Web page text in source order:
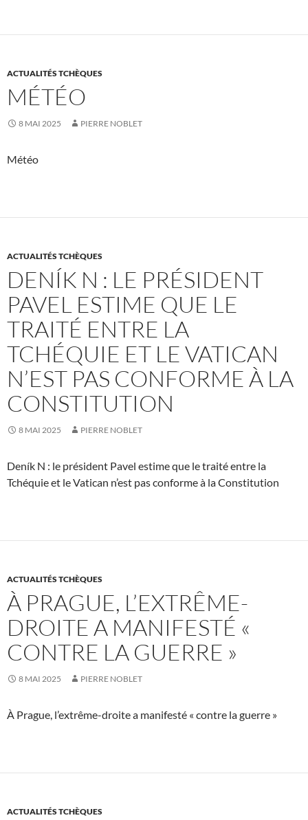
ACTUALITÉS TCHÈQUES
MÉTÉO
8 MAI 2025 PIERRE NOBLET
Météo
ACTUALITÉS TCHÈQUES
DENÍK N : LE PRÉSIDENT
PAVEL ESTIME QUE LE
TRAITÉ ENTRE LA
TCHÉQUIE ET LE VATICAN
N’EST PAS CONFORME À LA
CONSTITUTION
8 MAI 2025 PIERRE NOBLET
Deník N : le président Pavel estime que le traité entre la
Tchéquie et le Vatican n’est pas conforme à la Constitution
ACTUALITÉS TCHÈQUES
À PRAGUE, L’EXTRÊME-
DROITE A MANIFESTÉ «
CONTRE LA GUERRE »
8 MAI 2025 PIERRE NOBLET
À Prague, l’extrême-droite a manifesté « contre la guerre »
ACTUALITÉS TCHÈQUES